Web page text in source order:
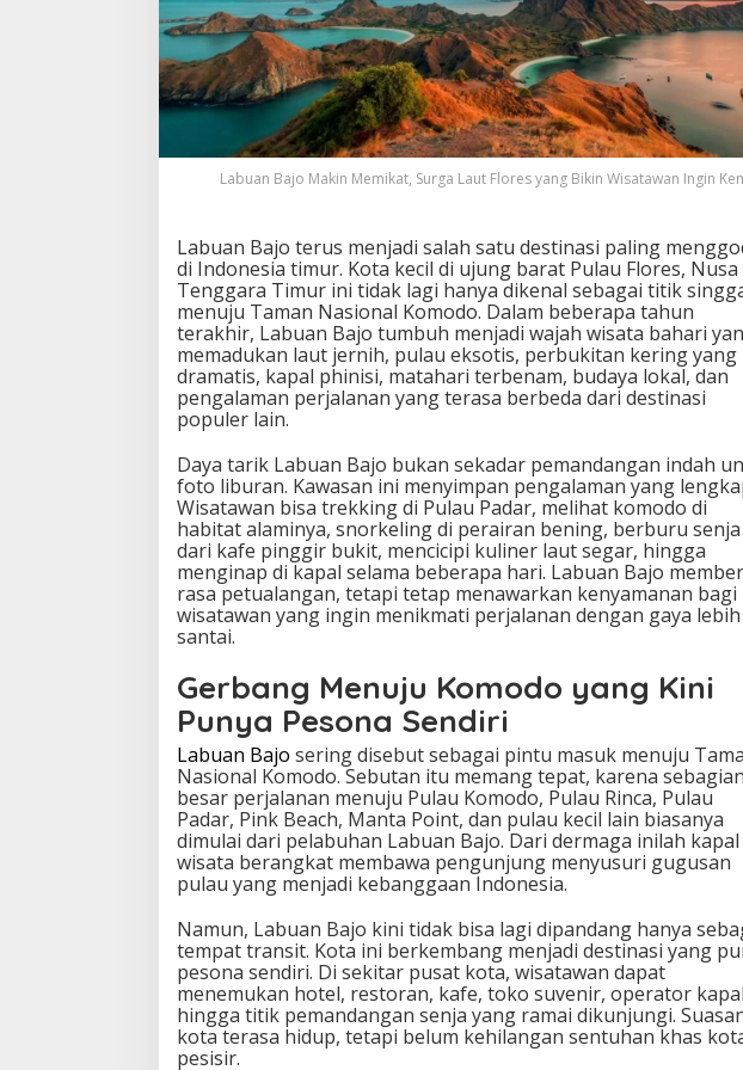
t
,
S
u
r
g
a
a
F
o
r
e
s
y
a
B
i
k
i
n
W
i
s
a
w
a
n
I
n
g
i
n
K
e
m
b
a
l
i
Labuan Bajo Makin Memikat, Surga Laut Flores yang Bikin Wisatawan Ingin
Labuan Bajo terus menjadi salah satu destinasi paling
di Indonesia timur. Kota kecil di ujung barat Pulau Flores, Nusa
Tenggara Timur ini tidak lagi hanya dikenal sebagai titik
menuju Taman Nasional Komodo. Dalam beberapa tahun
terakhir, Labuan Bajo tumbuh menjadi wajah wisata bahari
memadukan laut jernih, pulau eksotis, perbukitan kering yang
dramatis, kapal phinisi, matahari terbenam, budaya lokal, dan
pengalaman perjalanan yang terasa berbeda dari destinasi
populer lain.
Daya tarik Labuan Bajo bukan sekadar pemandangan indah
foto liburan. Kawasan ini menyimpan pengalaman yang
Wisatawan bisa trekking di Pulau Padar, melihat komodo di
habitat alaminya, snorkeling di perairan bening, berburu senja
dari kafe pinggir bukit, mencicipi kuliner laut segar, hingga
menginap di kapal selama beberapa hari. Labuan Bajo
rasa petualangan, tetapi tetap menawarkan kenyamanan bagi
wisatawan yang ingin menikmati perjalanan dengan gaya lebih
santai.
Gerbang Menuju Komodo yang Kini
Punya Pesona Sendiri
Labuan Bajo sering disebut sebagai pintu masuk menuju
Nasional Komodo. Sebutan itu memang tepat, karena sebagian
besar perjalanan menuju Pulau Komodo, Pulau Rinca, Pulau
Padar, Pink Beach, Manta Point, dan pulau kecil lain biasanya
dimulai dari pelabuhan Labuan Bajo. Dari dermaga inilah kapal
wisata berangkat membawa pengunjung menyusuri gugusan
pulau yang menjadi kebanggaan Indonesia.
Namun, Labuan Bajo kini tidak bisa lagi dipandang hanya
tempat transit. Kota ini berkembang menjadi destinasi yang
pesona sendiri. Di sekitar pusat kota, wisatawan dapat
menemukan hotel, restoran, kafe, toko suvenir, operator
hingga titik pemandangan senja yang ramai dikunjungi.
kota terasa hidup, tetapi belum kehilangan sentuhan khas
pesisir.